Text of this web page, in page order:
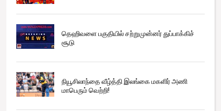
தெஹிவளை பகுதியில் சற்றுமுன்னர் துப்பாக்கிச்
சூடு
நியூசிலாந்தை வீழ்த்தி இலங்கை மகளிர் அணி
மாபெரும் வெற்றி!